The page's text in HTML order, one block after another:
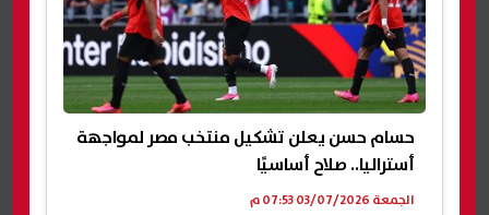
حسام حسن يعلن تشكيل منتخب مصر لمواجهة
أستراليا.. صلاح أساسيًا
الجمعة 03/07/2026 07:53 م